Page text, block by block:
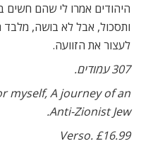
היהודים אמרו לי שהם חשים
ותסכול, אבל לא בושה, מלבד
לעצור את הזוועה.
307 עמודים.
myself, A journey of an
Anti-Zionist Jew.
Verso. £16.99